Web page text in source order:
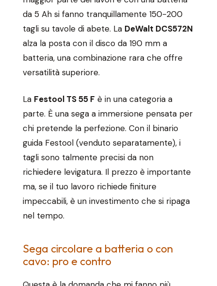
da 5 Ah si fanno tranquillamente 150-200
tagli su tavole di abete. La DeWalt DCS572N
alza la posta con il disco da 190 mm a
batteria, una combinazione rara che offre
versatilità superiore.
La Festool TS 55 F è in una categoria a
parte. È una sega a immersione pensata per
chi pretende la perfezione. Con il binario
guida Festool (venduto separatamente), i
tagli sono talmente precisi da non
richiedere levigatura. Il prezzo è importante
ma, se il tuo lavoro richiede finiture
impeccabili, è un investimento che si ripaga
nel tempo.
Sega circolare a batteria o con
cavo: pro e contro